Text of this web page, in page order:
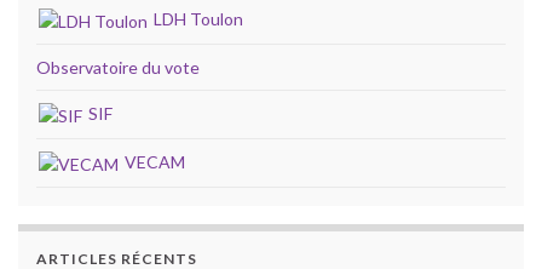
LDH Toulon
Observatoire du vote
SIF
VECAM
ARTICLES RÉCENTS